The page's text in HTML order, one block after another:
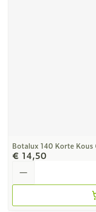
Botalux 140 Korte Kous
€ 14,50